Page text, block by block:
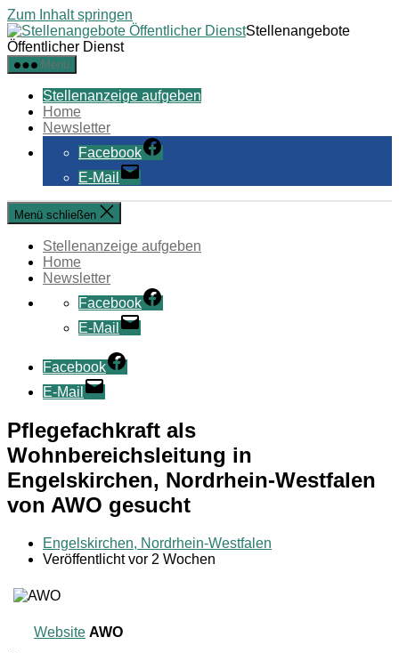
Zum Inhalt springen
Stellenangebote
Öffentlicher Dienst
Menü
Stellenanzeige aufgeben
Home
Newsletter
Facebook
E-Mail
Menü schließen
Stellenanzeige aufgeben
Home
Newsletter
Facebook
E-Mail
Facebook
E-Mail
Pflegefachkraft als
Wohnbereichsleitung in
Engelskirchen, Nordrhein-Westfalen
von AWO gesucht
Engelskirchen, Nordrhein-Westfalen
Veröffentlicht vor 2 Wochen
Website AWO